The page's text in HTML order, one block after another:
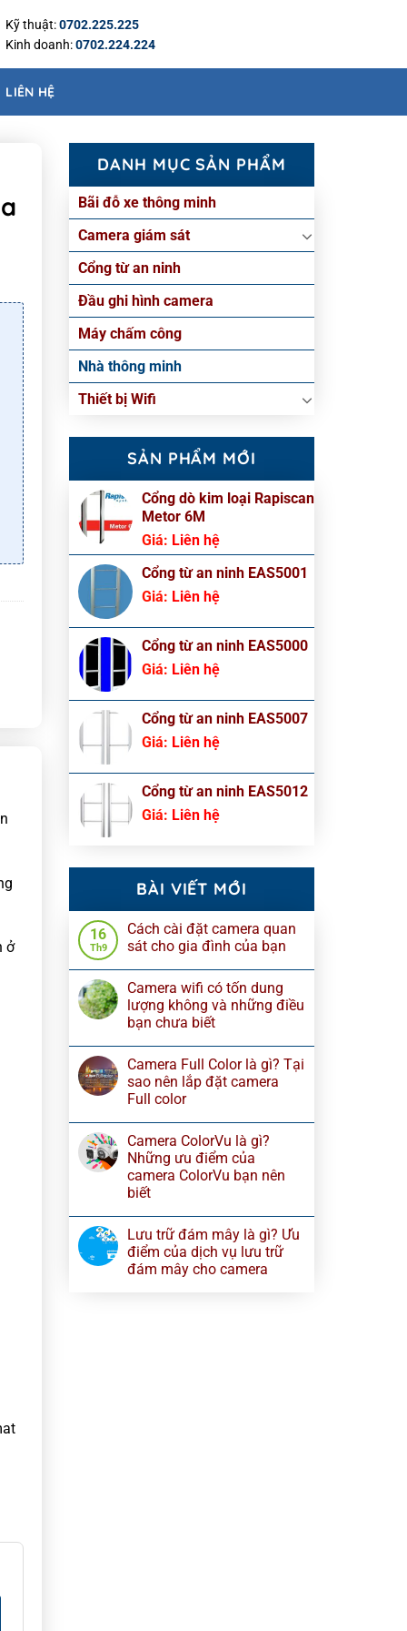
Kỹ thuật:0702.225.225
Kinh doanh:0702.224.224
LIÊN HỆ
DANH MỤC SẢN PHẨM
Bãi đỗ xe thông minh
Camera giám sát
Cổng từ an ninh
Đầu ghi hình camera
Máy chấm công
Nhà thông minh
Thiết bị Wifi
SẢN PHẨM MỚI
Cổng dò kim loại Rapiscan
Metor 6M
Giá: Liên hệ
Cổng từ an ninh EAS5001
Giá: Liên hệ
Cổng từ an ninh EAS5000
Giá: Liên hệ
Cổng từ an ninh EAS5007
Giá: Liên hệ
Cổng từ an ninh EAS5012
Giá: Liên hệ
BÀI VIẾT MỚI
16
Th9
Cách cài đặt camera quan
sát cho gia đình của bạn
Camera wifi có tốn dung
lượng không và những điều
bạn chưa biết
Camera Full Color là gì? Tại
sao nên lắp đặt camera
Full color
Camera ColorVu là gì?
Những ưu điểm của
camera ColorVu bạn nên
biết
Lưu trữ đám mây là gì? Ưu
điểm của dịch vụ lưu trữ
đám mây cho camera
ở